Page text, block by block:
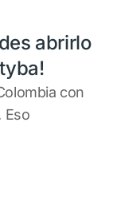
abrirlo
con
Eso